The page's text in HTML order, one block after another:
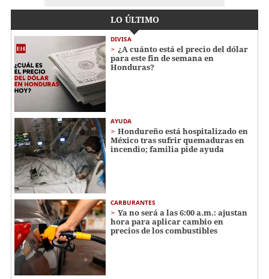
LO ÚLTIMO
DIVISA
¿A cuánto está el precio del dólar
para este fin de semana en
Honduras?
AYUDA
Hondureño está hospitalizado en
México tras sufrir quemaduras en
incendio; familia pide ayuda
CARBURANTES
Ya no será a las 6:00 a.m.: ajustan
hora para aplicar cambio en
precios de los combustibles